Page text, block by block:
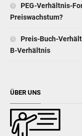
PEG-Verhältnis-
Preiswachstum?
Preis-Buch-
B-Verhältnis
ÜBER UNS